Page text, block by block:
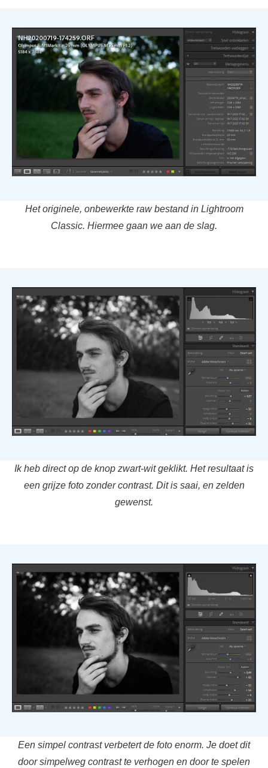
Het originele, onbewerkte raw bestand in Lightroom
Classic. Hiermee gaan we aan de slag.
Ik heb direct op de knop zwart-wit geklikt. Het resultaat is
een grijze foto zonder contrast. Dit is saai, en zelden
gewenst.
Een simpel contrast verbetert de foto enorm. Je doet dit
door simpelweg contrast te verhogen en door te spelen